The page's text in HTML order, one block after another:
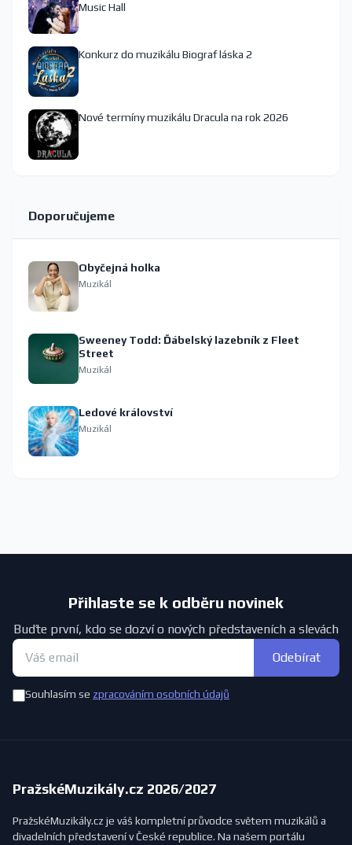
Music Hall
Konkurz do muzikálu Biograf láska 2
Nové termíny muzikálu Dracula na rok 2026
Doporučujeme
Obyčejná holka
Muzikál
Sweeney Todd: Ďábelský lazebník z Fleet
Street
Muzikál
Ledové království
Muzikál
Přihlaste se k odběru novinek
Buďte první, kdo se dozví o nových představeních a slevách
Odebírat
Souhlasím se zpracováním osobních údajů
PražskéMuzikály.cz 2026/2027
PražskéMuzikály.cz je váš kompletní průvodce světem muzikálů a
divadelních představení v České republice. Na našem portálu